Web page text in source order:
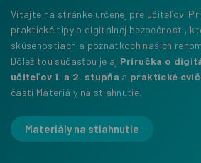
Vitajte na stránke určenej pre učiteľov.
praktické tipy o digitálnej bezpečnosti,
skúsenostiach a poznatkoch našich
Dôležitou súčasťou je aj Príručka o
učiteľov 1. a 2. stupňa a praktické
časti Materiály na stiahnutie.
Materiály na stiahnutie